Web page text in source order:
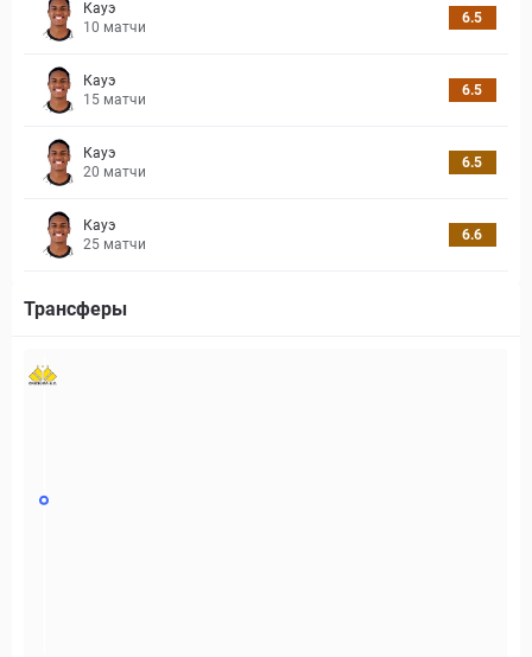
Кауэ
10 матчи
6.5
Кауэ
15 матчи
6.5
Кауэ
20 матчи
6.5
Кауэ
25 матчи
6.6
Трансферы